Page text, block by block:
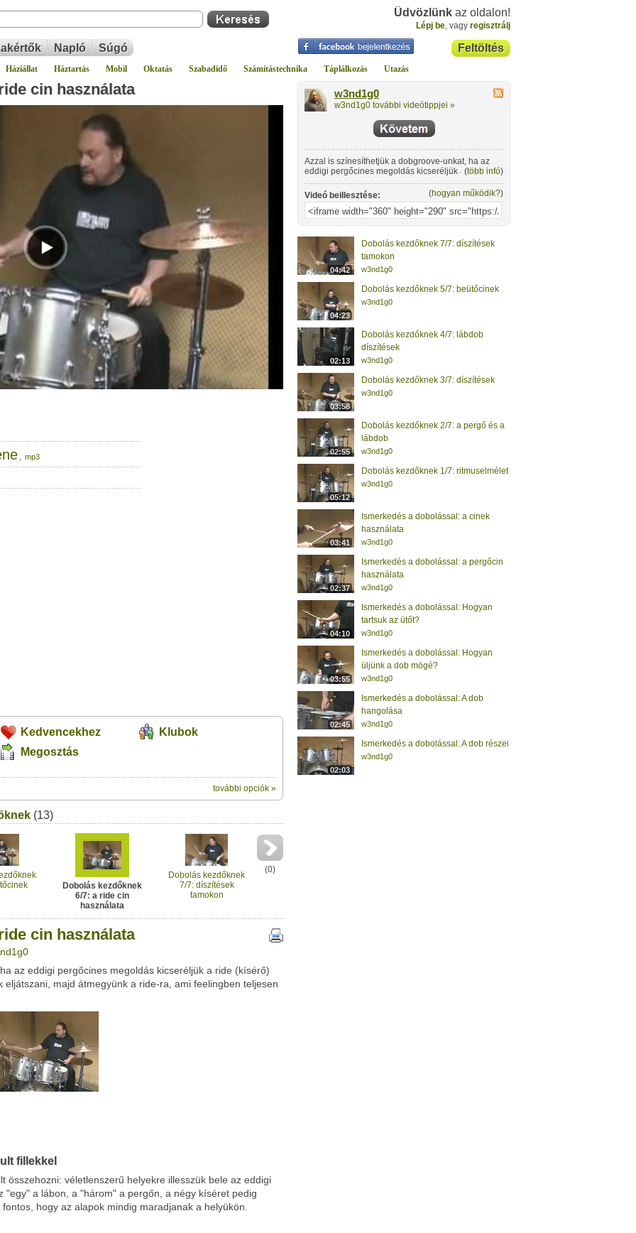
Üdvözlünk az oldalon!
Lépj be, vagy regisztrálj
Feltöltés
Napló Súgó
Háziállat Háztartás Mobil Oktatás Szabadidő Számítástechnika Táplálkozás Utazás
cin használata
, mp3
Kedvencekhez
Klubok
Megosztás
további opciók »
című videótipp
Üzenet (opcionális):
Google
Digg
sem.
között
(13)
Dobolás kezdőknek
6/7: a ride cin
használata
Dobolás kezdőknek
7/7: díszítések
tamokon
(0)
cin használata
az eddigi pergőcines megoldás kicseréljük a ride (kísérő)
majd átmegyünk a ride-ra, ami feelingben teljesen
fillekkel
összehozni: véletlenszerű helyekre illesszük bele az eddigi
"egy" a lábon, a "három" a pergőn, a négy kíséret pedig
hogy az alapok mindig maradjanak a helyükön.
w3nd1g0
w3nd1g0 további videótippjei »
Azzal is színesíthetjük a dobgroove-unkat, ha az
eddigi pergőcines megoldás kicseréljük a ride
(kísérő) cinre. Egy négyes kört a pergőcinen fogunk
eljátszani, majd átmegyünk a ride-ra, ami
feelingben teljesen más hangulatot ad.
(több infó)
Videó beillesztése: (hogyan működik?)
04:42
Dobolás kezdőknek 7/7: díszítések
tamokon
w3nd1g0
04:23
Dobolás kezdőknek 5/7: beütőcinek
w3nd1g0
02:13
Dobolás kezdőknek 4/7: lábdob
díszítések
w3nd1g0
03:58
Dobolás kezdőknek 3/7: díszítések
w3nd1g0
02:55
Dobolás kezdőknek 2/7: a pergő és a
lábdob
w3nd1g0
05:12
Dobolás kezdőknek 1/7: ritmuselmélet
w3nd1g0
03:41
Ismerkedés a dobolással: a cinek
használata
w3nd1g0
02:37
Ismerkedés a dobolással: a pergőcin
használata
w3nd1g0
04:10
Ismerkedés a dobolással: Hogyan
tartsuk az ütőt?
w3nd1g0
03:55
Ismerkedés a dobolással: Hogyan
üljünk a dob mögé?
w3nd1g0
02:45
Ismerkedés a dobolással: A dob
hangolása
w3nd1g0
02:03
Ismerkedés a dobolással: A dob részei
w3nd1g0